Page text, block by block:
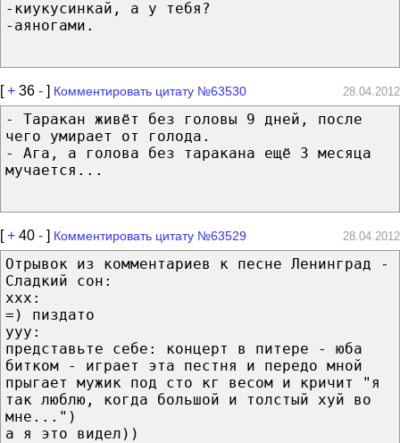
-киукусинкай, а у тебя?
-аяногами.
[+ 36 - ] Комментировать цитату №63530 28.04.2012
- Таракан живёт без головы 9 дней, после
чего умирает от голода.
- Ага, а голова без таракана ещё 3 месяца
мучается...
[+ 40 - ] Комментировать цитату №63529 28.04.2012
Отрывок из комментариев к песне Ленинград -
Сладкий сон:
xxx:
=) пиздато
yyy:
представьте себе: концерт в питере - юба
битком - играет эта пестня и передо мной
прыгает мужик под сто кг весом и кричит "я
так люблю, когда большой и толстый хуй во
мне...")
а я это видел))